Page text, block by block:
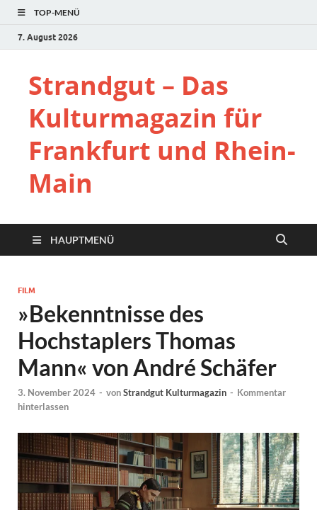
TOP-MENÜ
7. August 2026
Strandgut – Das
Kulturmagazin für
Frankfurt und Rhein-
Main
HAUPTMENÜ
FILM
»Bekenntnisse des
Hochstaplers Thomas
Mann« von André Schäfer
3. November 2024 - vonStrandgut Kulturmagazin - Kommentar
hinterlassen